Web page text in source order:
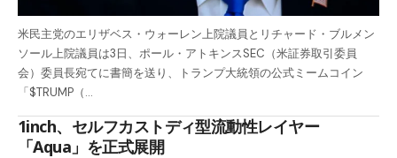
米民主党のエリザベス・ウォーレン上院議員とリチャード・ブルメン
ソール上院議員は3日、ポール・アトキンスSEC（米証券取引委員
会）委員長宛てに書簡を送り、トランプ大統領の公式ミームコイン
「$TRUMP（…
1inch、セルフカストディ型流動性レイヤー
「Aqua」を正式展開